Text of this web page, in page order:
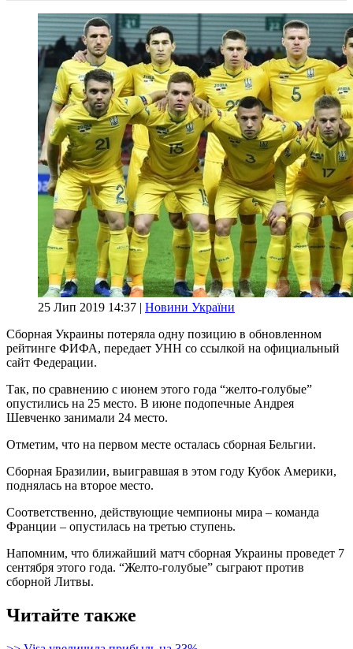
25 Лип 2019 14:37 | Новини України
Сборная Украины потеряла одну позицию в обновленном
рейтинге ФИФА, передает УНН со ссылкой на официальный
сайт Федерации.
Так, по сравнению с июнем этого года “желто-голубые”
опустились на 25 место. В июне подопечные Андрея
Шевченко занимали 24 место.
Отметим, что на первом месте осталась сборная Бельгии.
Сборная Бразилии, выигравшая в этом году Кубок Америки,
поднялась на второе место.
Соответственно, действующие чемпионы мира – команда
Франции – опустилась на третью ступень.
Напомним, что ближайший матч сборная Украины проведет 7
сентября этого года. “Желто-голубые” сыграют против
сборной Литвы.
Читайте также